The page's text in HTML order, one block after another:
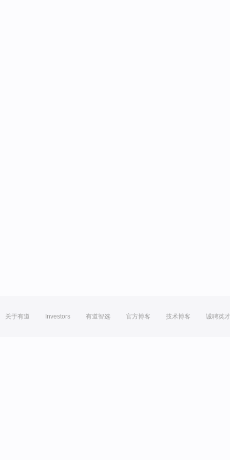
关于有道 Investors 有道智选 官方博客 技术博客 诚聘英才